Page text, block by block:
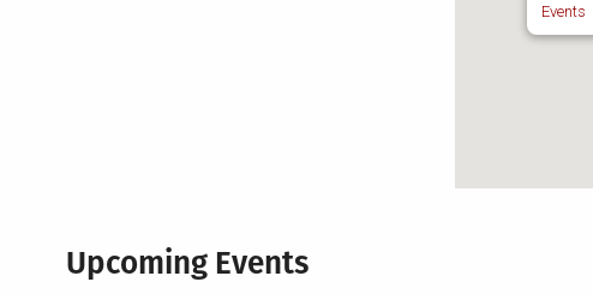
Events
Upcoming Events